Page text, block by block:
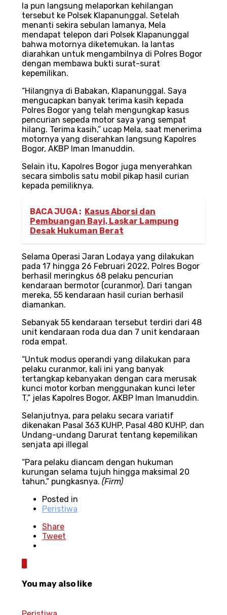
Ia pun langsung melaporkan kehilangan
tersebut ke Polsek Klapanunggal. Setelah
menanti sekira sebulan lamanya, Mela
mendapat telepon dari Polsek Klapanunggal
bahwa motornya diketemukan. Ia lantas
diarahkan untuk mengambilnya di Polres Bogor
dengan membawa bukti surat-surat
kepemilikan.
“Hilangnya di Babakan, Klapanunggal. Saya
mengucapkan banyak terima kasih kepada
Polres Bogor yang telah mengungkap kasus
pencurian sepeda motor saya yang sempat
hilang. Terima kasih,” ucap Mela, saat menerima
motornya yang diserahkan langsung Kapolres
Bogor, AKBP Iman Imanuddin.
Selain itu, Kapolres Bogor juga menyerahkan
secara simbolis satu mobil pikap hasil curian
kepada pemiliknya.
BACA JUGA : Kasus Aborsi dan
Pembuangan Bayi, Laskar Lampung
Desak Hukuman Berat
Selama Operasi Jaran Lodaya yang dilakukan
pada 17 hingga 26 Februari 2022, Polres Bogor
berhasil meringkus 68 pelaku pencurian
kendaraan bermotor (curanmor). Dari tangan
mereka, 55 kendaraan hasil curian berhasil
diamankan.
Sebanyak 55 kendaraan tersebut terdiri dari 48
unit kendaraan roda dua dan 7 unit kendaraan
roda empat.
“Untuk modus operandi yang dilakukan para
pelaku curanmor, kali ini yang banyak
tertangkap kebanyakan dengan cara merusak
kunci motor korban menggunakan kunci leter
T,” jelas Kapolres Bogor, AKBP Iman Imanuddin.
Selanjutnya, para pelaku secara variatif
dikenakan Pasal 363 KUHP, Pasal 480 KUHP, dan
Undang-undang Darurat tentang kepemilikan
senjata api illegal
“Para pelaku diancam dengan hukuman
kurungan selama tujuh hingga maksimal 20
tahun,” pungkasnya. (Firm)
Posted in
Peristiwa
Share
Tweet
You may also like